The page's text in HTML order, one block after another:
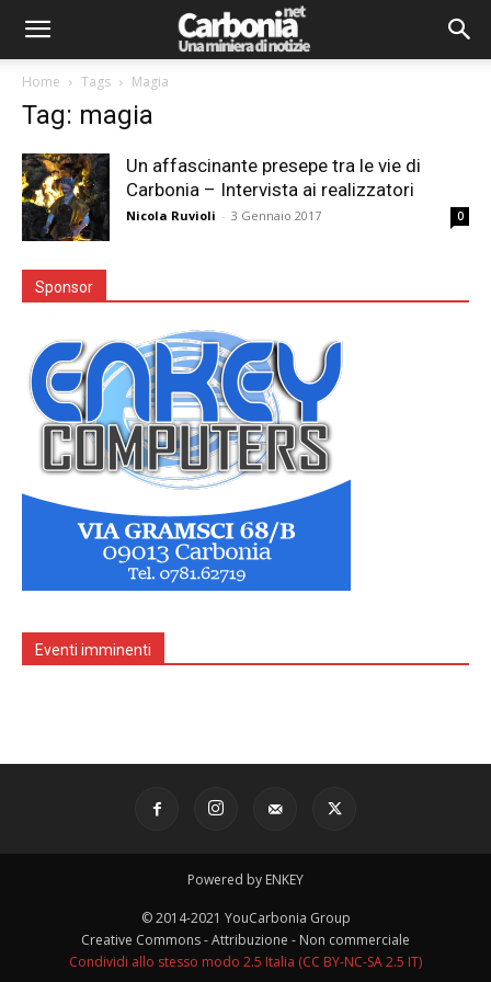
Home Tags Magia
Tag: magia
Un affascinante presepe tra le vie di
Carbonia – Intervista ai realizzatori
Nicola Ruvioli - 3 Gennaio 2017 0
Sponsor
Eventi imminenti
Powered by ENKEY
© 2014-2021 YouCarbonia Group
Creative Commons - Attribuzione - Non commerciale
Condividi allo stesso modo 2.5 Italia (CC BY-NC-SA 2.5 IT)